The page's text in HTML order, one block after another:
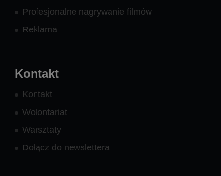
Profesjonalne nagrywanie filmów
Reklama
Kontakt
Kontakt
Wolontariat
Warsztaty
Dołącz do newslettera